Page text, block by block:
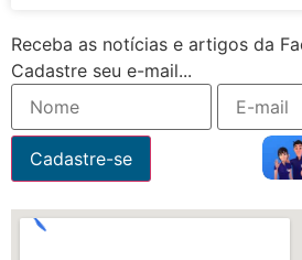
Receba as notícias e artigos da
Cadastre seu e-mail...